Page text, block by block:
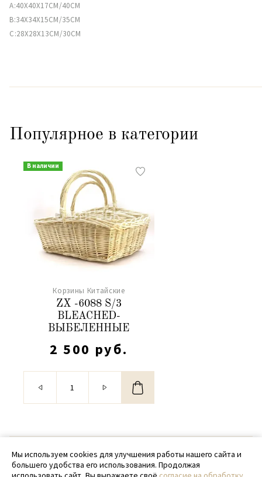
A:40X40X17CM/40CM
B:34X34X15CM/35CM
C:28X28X13CM/30CM
Популярное в категории
В наличии
Корзины Китайские
ZX -6088 S/3
BLEACHED-
ВЫБЕЛЕННЫЕ
2 500 руб.
© 2020 - 2026 SamPack
+ 7 (918) 699-97-87
Мы используем cookies для улучшения работы нашего сайта и
большего удобства его использования. Продолжая